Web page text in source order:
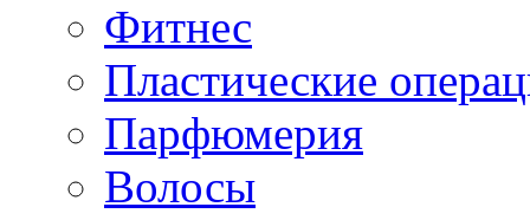
Фитнес
Пластические
Парфюмерия
Волосы